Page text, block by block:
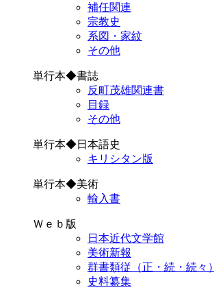
補任関連
宗教史
系図・家紋
その他
単行本◆書誌
反町茂雄関連書
目録
その他
単行本◆日本語史
キリシタン版
単行本◆美術
輸入書
Ｗｅｂ版
日本近代文学館
美術新報
群書類従（正・続・続々）
史料纂集